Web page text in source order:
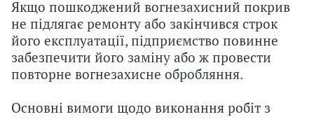
Якщо пошкоджений вогнезахисний покрив
не підлягає ремонту або закінчився строк
його експлуатації, підприємство повинне
забезпечити його заміну або ж провести
повторне вогнезахисне обробляння.
Основні вимоги щодо виконання робіт з